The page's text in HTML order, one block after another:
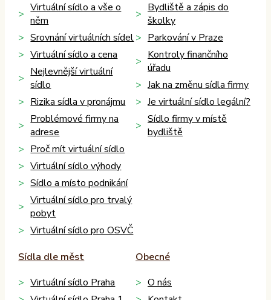
Virtuální sídlo a vše o
něm
Srovnání virtuálních sídel
Virtuální sídlo a cena
Nejlevnější virtuální
sídlo
Rizika sídla v pronájmu
Problémové firmy na
adrese
Proč mít virtuální sídlo
Virtuální sídlo výhody
Sídlo a místo podnikání
Virtuální sídlo pro trvalý
pobyt
Virtuální sídlo pro OSVČ
Bydliště a zápis do
školky
Parkování v Praze
Kontroly finančního
úřadu
Jak na změnu sídla firmy
Je virtuální sídlo legální?
Sídlo firmy v místě
bydliště
Sídla dle měst
Virtuální sídlo Praha
Obecné
O nás